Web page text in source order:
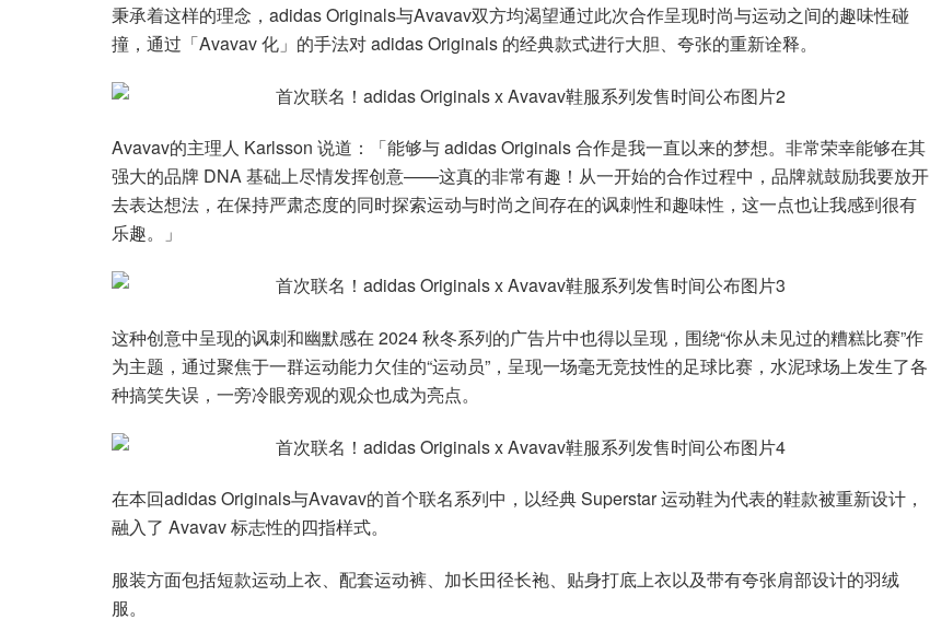
秉承着这样的理念，adidas Originals与Avavav双方均渴望通过此次合作呈现时尚与运动之间的趣味性碰
撞，通过「Avavav 化」的手法对 adidas Originals 的经典款式进行大胆、夸张的重新诠释。
Avavav的主理人 Karlsson 说道：「能够与 adidas Originals 合作是我一直以来的梦想。非常荣幸能够在其
强大的品牌 DNA 基础上尽情发挥创意——这真的非常有趣！从一开始的合作过程中，品牌就鼓励我要放开
去表达想法，在保持严肃态度的同时探索运动与时尚之间存在的讽刺性和趣味性，这一点也让我感到很有
乐趣。」
这种创意中呈现的讽刺和幽默感在 2024 秋冬系列的广告片中也得以呈现，围绕“你从未见过的糟糕比赛”作
为主题，通过聚焦于一群运动能力欠佳的“运动员”，呈现一场毫无竞技性的足球比赛，水泥球场上发生了各
种搞笑失误，一旁冷眼旁观的观众也成为亮点。
在本回adidas Originals与Avavav的首个联名系列中，以经典 Superstar 运动鞋为代表的鞋款被重新设计，
融入了 Avavav 标志性的四指样式。
服装方面包括短款运动上衣、配套运动裤、加长田径长袍、贴身打底上衣以及带有夸张肩部设计的羽绒
服。